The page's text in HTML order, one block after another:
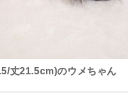
丈21.5cm)のウメちゃん